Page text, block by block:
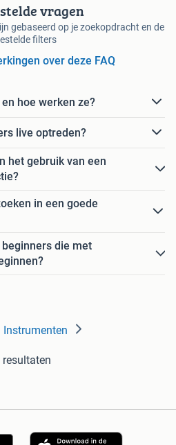
vragen
gebaseerd op je zoekopdracht en de
filters
over deze FAQ
hoe werken ze?
live optreden?
het gebruik van een
in een goede
die met
Instrumenten
resultaten